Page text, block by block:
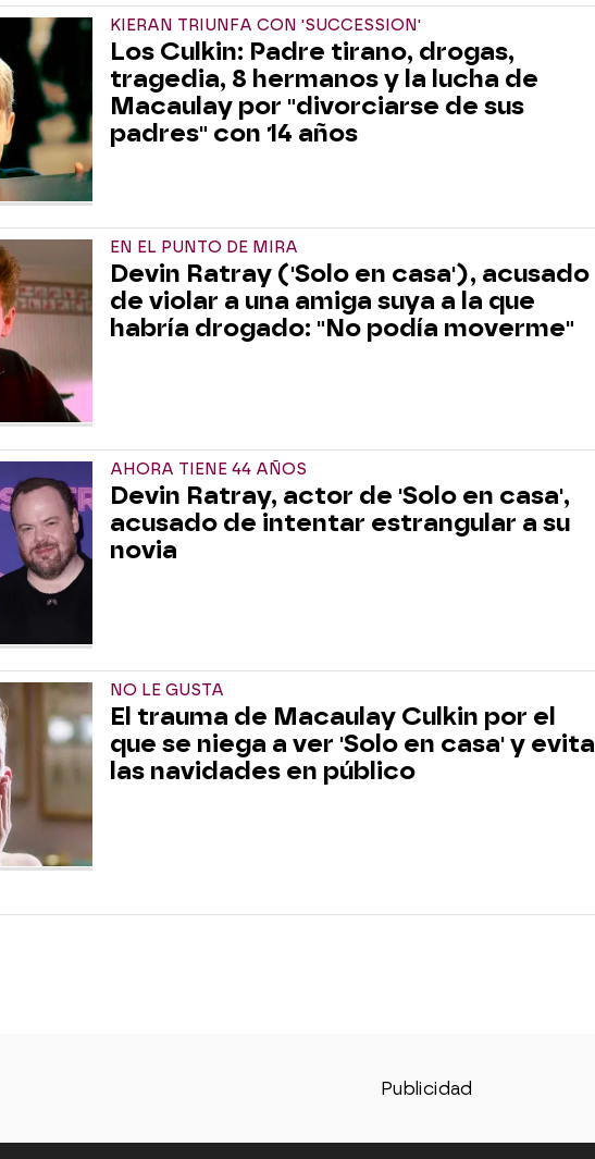
KIERAN TRIUNFA CON 'SUCCESSION'
Los Culkin: Padre tirano, drogas,
tragedia, 8 hermanos y la lucha de
Macaulay por "divorciarse de sus
padres" con 14 años
EN EL PUNTO DE MIRA
Devin Ratray ('Solo en casa'), acusado
de violar a una amiga suya a la que
habría drogado: "No podía moverme"
AHORA TIENE 44 AÑOS
Devin Ratray, actor de 'Solo en casa',
acusado de intentar estrangular a su
novia
NO LE GUSTA
El trauma de Macaulay Culkin por el
que se niega a ver 'Solo en casa' y evita
las navidades en público